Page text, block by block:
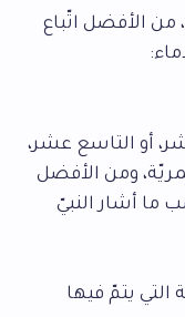
من الأفضل اتّباع
أو التاسع عشر،
ومن الأفضل
ما أشار النبيّ
التي يتمّ فيها